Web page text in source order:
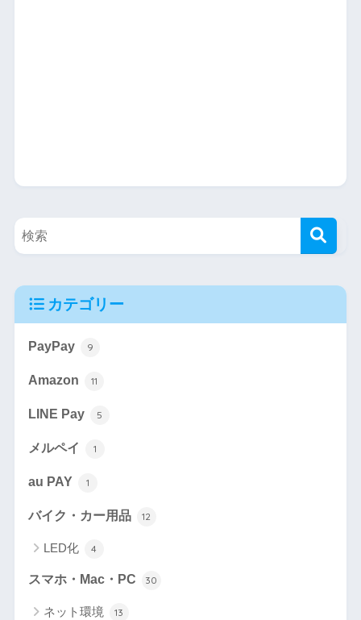
カテゴリー
PayPay 9
Amazon 11
LINE Pay 5
メルペイ 1
au PAY 1
バイク・カー用品 12
LED化 4
スマホ・Mac・PC 30
ネット環境 13